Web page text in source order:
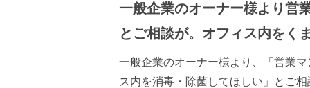
一般企業のオーナー様より営
とご相談が。オフィス内をく
一般企業のオーナー様より、「営業
ス内を消毒・除菌してほしい」とご